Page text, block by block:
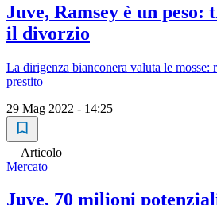
Juve, Ramsey è un peso:
il divorzio
La dirigenza bianconera valuta le mosse:
prestito
29 Mag 2022 - 14:25
Articolo
Mercato
Juve, 70 milioni